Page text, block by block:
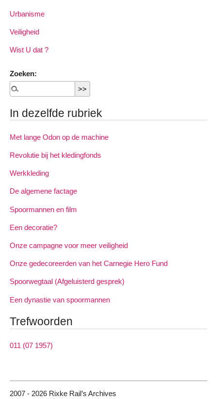
Urbanisme
Veiligheid
Wist U dat ?
Zoeken:
In dezelfde rubriek
Met lange Odon op de machine
Revolutie bij het kledingfonds
Werkkleding
De algemene factage
Spoormannen en film
Een decoratie?
Onze campagne voor meer veiligheid
Onze gedecoreerden van het Carnegie Hero Fund
Spoorwegtaal (Afgeluisterd gesprek)
Een dynastie van spoormannen
Trefwoorden
011 (07 1957)
2007 - 2026 Rixke Rail’s Archives